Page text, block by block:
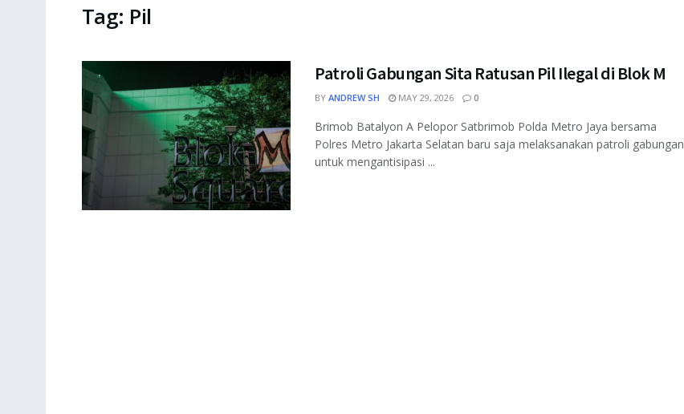
Tag: Pil
Patroli Gabungan Sita Ratusan Pil Ilegal di Blok M
BY ANDREW SH MAY 29, 2026 0
Brimob Batalyon A Pelopor Satbrimob Polda Metro Jaya bersama
Polres Metro Jakarta Selatan baru saja melaksanakan patroli gabungan
untuk mengantisipasi ...